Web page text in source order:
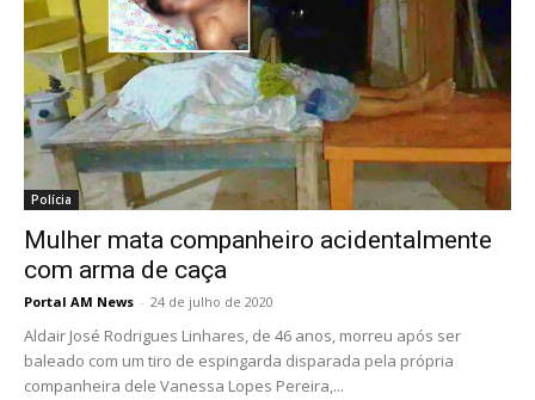
Polícia
Mulher mata companheiro acidentalmente
com arma de caça
Portal AM News - 24 de julho de 2020
Aldair José Rodrigues Linhares, de 46 anos, morreu após ser
baleado com um tiro de espingarda disparada pela própria
companheira dele Vanessa Lopes Pereira,...